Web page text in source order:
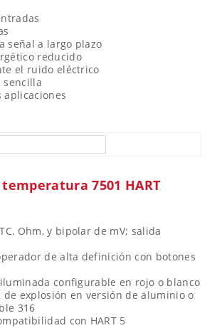
señal a largo plazo
reducido
el ruido eléctrico
sencilla
aplicaciones
7501 HART
Ohm, y bipolar de mV; salida
de alta definición con botones
configurable en rojo o blanco
de explosión en versión de aluminio o
316
con HART 5